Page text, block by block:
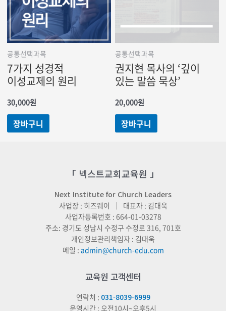
공통선택과목
7가지 성경적
이성교제의 원리
30,000원
장바구니
공통선택과목
권지현 목사의 ‘깊이
있는 말씀 묵상’
20,000원
장바구니
「 넥스트교회교육원 」
Next Institute for Church Leaders
사업장 : 히즈웨이 ｜ 대표자 : 김대욱
사업자등록번호 : 664-01-03278
주소: 경기도 성남시 수정구 수정로 316, 701호
개인정보관리책임자 : 김대욱
메일 : admin@church-edu.com
교육원 고객센터
연락처 : 031-8039-6999
운영시간 : 오전10시~오후5시